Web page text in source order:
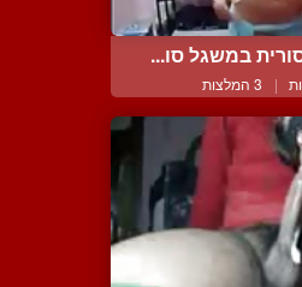
במשגל סו...
| 3 המלצות